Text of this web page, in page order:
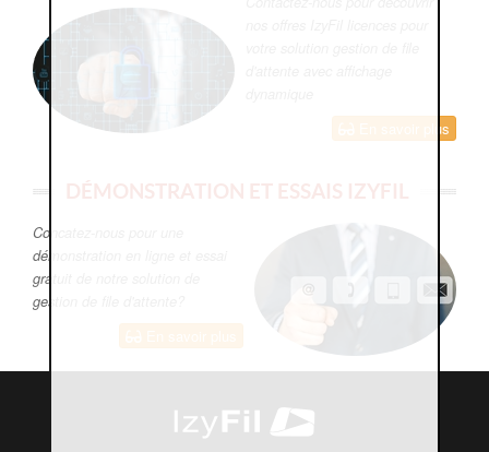
En savoir plus
DÉMONSTRATION ET ESSAIS IZYFIL
Concatez-nous pour une
démonstration en ligne et essai
gratuit de notre solution de
gestion de file d'attente?